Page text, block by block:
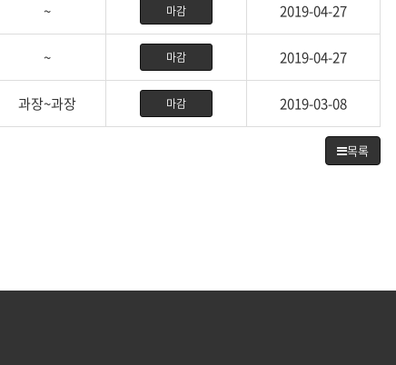
~ 마감 2019-04-27
~ 마감 2019-04-27
과장~과장 마감 2019-03-08
목록